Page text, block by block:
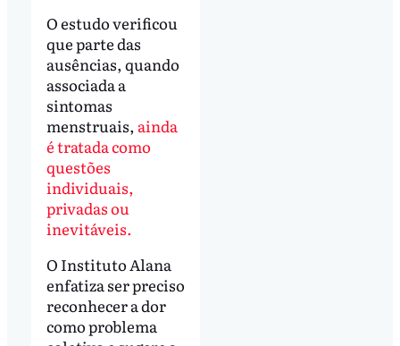
O estudo verificou
que parte das
ausências, quando
associada a
sintomas
menstruais, ainda
é tratada como
questões
individuais,
privadas ou
inevitáveis.
O Instituto Alana
enfatiza ser preciso
reconhecer a dor
como problema